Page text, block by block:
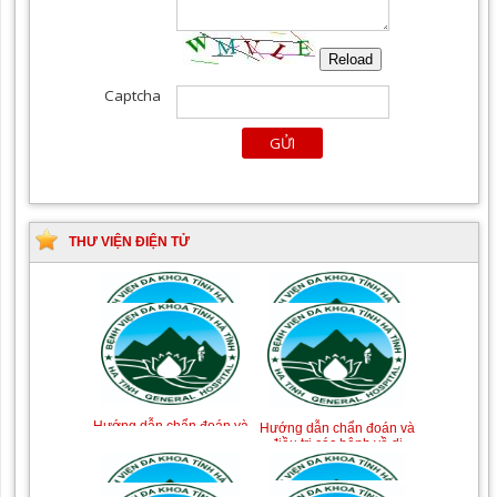
THƯ VIỆN ĐIỆN TỬ
Tài liệu Hướng dẫn
khuẩn vết mổ
Hướng dẫn chẩn đoán và
truyền nhiễm